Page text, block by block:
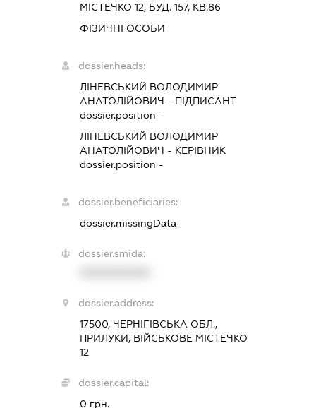
МІСТЕЧКО 12, БУД. 157, КВ.86
ФІЗИЧНІ ОСОБИ
dossier.heads:
ЛІНЕВСЬКИЙ ВОЛОДИМИР
АНАТОЛІЙОВИЧ - ПІДПИСАНТ
dossier.position -
ЛІНЕВСЬКИЙ ВОЛОДИМИР
АНАТОЛІЙОВИЧ - КЕРІВНИК
dossier.position -
dossier.beneficiaries:
dossier.missingData
dossier.smida:
dossier.address:
17500, ЧЕРНІГІВСЬКА ОБЛ.,
ПРИЛУКИ, ВІЙСЬКОВЕ МІСТЕЧКО
12
dossier.capital:
0 грн.